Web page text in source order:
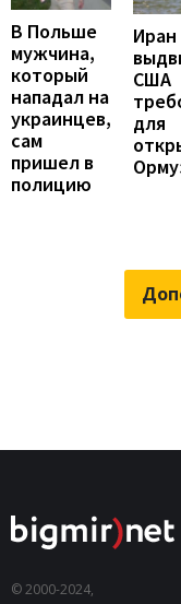
В Польше
мужчина,
который
нападал на
украинцев,
сам
пришел в
полицию
Иран
США
для
© 2000-2024,